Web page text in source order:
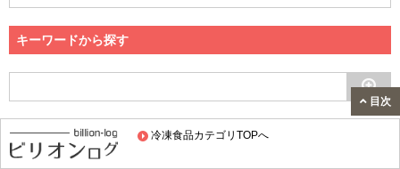
冷凍食品カテゴリTOPへ
キーワードから探す
人気記事ランキング
目次